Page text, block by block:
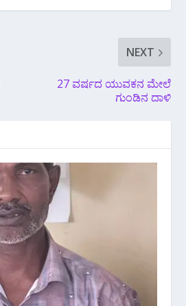
NEXT
27 ವರ್ಷದ ಯುವಕನ ಮೇಲೆ
ಗುಂಡಿನ ದಾಳಿ